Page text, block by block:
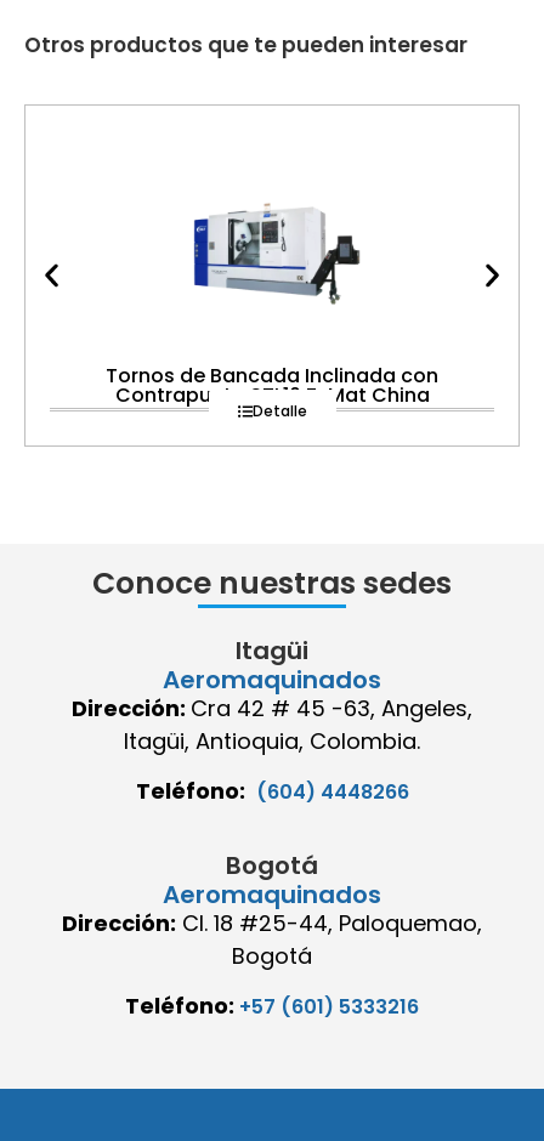
Otros productos que te pueden interesar
Tornos de Bancada Inclinada con
Contrapunta STL10 Z-Mat China
Detalle
Conoce nuestras sedes
Itagüi
Aeromaquinados
Dirección: Cra 42 # 45 -63, Angeles,
Itagüi, Antioquia, Colombia.
Teléfono: (604) 4448266
Bogotá
Aeromaquinados
Dirección: Cl. 18 #25-44, Paloquemao,
Bogotá
Teléfono: +57 (601) 5333216